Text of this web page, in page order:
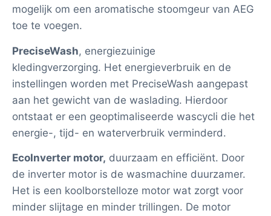
mogelijk om een aromatische stoomgeur van AEG
toe te voegen.
PreciseWash, energiezuinige
kledingverzorging. Het energieverbruik en de
instellingen worden met PreciseWash aangepast
aan het gewicht van de waslading. Hierdoor
ontstaat er een geoptimaliseerde wascycli die het
energie-, tijd- en waterverbruik verminderd.
EcoInverter motor, duurzaam en efficiënt. Door
de inverter motor is de wasmachine duurzamer.
Het is een koolborstelloze motor wat zorgt voor
minder slijtage en minder trillingen. De motor